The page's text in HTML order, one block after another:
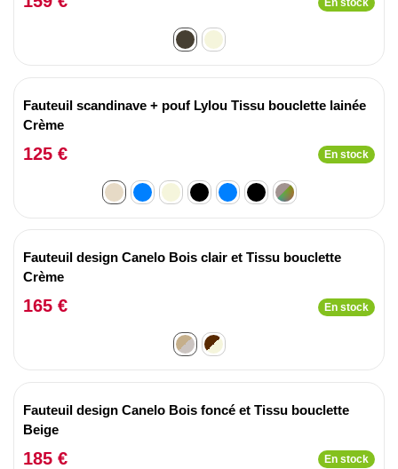
Fauteuil scandinave + pouf Lylou Tissu bouclette lainée
Crème
125 € En stock
Fauteuil design Canelo Bois clair et Tissu bouclette
Crème
165 € En stock
Fauteuil design Canelo Bois foncé et Tissu bouclette
Beige
185 € En stock